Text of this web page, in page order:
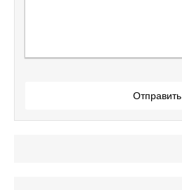
Отправить